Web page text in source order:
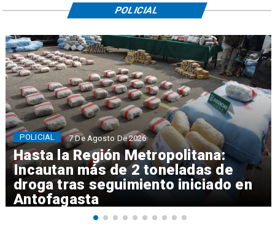
Hasta la Región Metropolitana:
Incautan más de 2 toneladas de
droga tras seguimiento iniciado en
Antofagasta
POLICIAL 7 De Agosto De 2026
POLICIAL